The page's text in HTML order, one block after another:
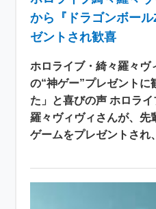
から『ドラゴンボー
ゼントされ歓喜
ホロライブ・綺々羅々ヴ
の“神ゲー”プレゼント
た」と喜びの声 ホロラ
羅々ヴィヴィさんが、先
ゲームをプレゼントさ